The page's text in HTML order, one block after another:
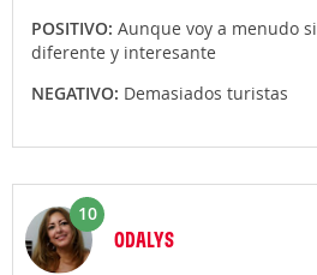
POSITIVO: Aunque voy a menudo
diferente y interesante
NEGATIVO: Demasiados turistas
10
ODALYS